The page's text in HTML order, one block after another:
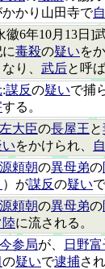
かかり山田寺で
徽6年10月13日]
毒殺の疑いを
り、 武后と呼
:謀反の疑いで捕
する。
左大臣の長屋王と
いをかけられ、
源頼朝の異母弟の
）が謀反の疑い
源頼朝の異母弟の
に流される。
今参局が、 日野富
の疑いで逮捕さ